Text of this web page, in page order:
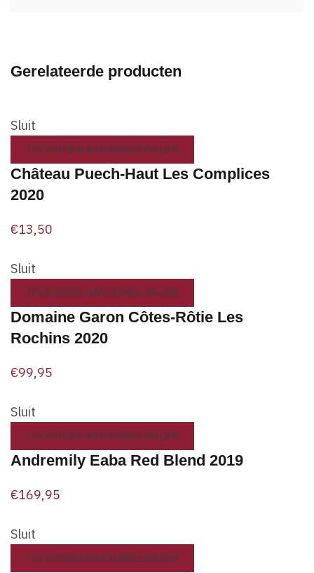
Gerelateerde producten
Sluit
TOEVOEGEN AAN WINKELWAGEN
Château Puech-Haut Les Complices
2020
€13,50
Sluit
TOEVOEGEN AAN WINKELWAGEN
Domaine Garon Côtes-Rôtie Les
Rochins 2020
€99,95
Sluit
TOEVOEGEN AAN WINKELWAGEN
Andremily Eaba Red Blend 2019
€169,95
Sluit
TOEVOEGEN AAN WINKELWAGEN